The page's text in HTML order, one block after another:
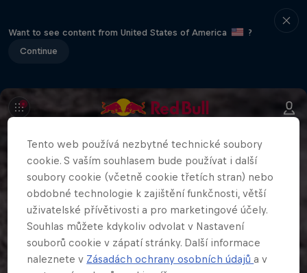
Want to see content from United States of America
?
Continue
Tento web používá nezbytné technické soubory
cookie. S vaším souhlasem bude používat i další
soubory cookie (včetně cookie třetích stran) nebo
obdobné technologie k zajištění funkčnosti, větší
uživatelské přívětivosti a pro marketingové účely.
Souhlas můžete kdykoliv odvolat v Nastavení
souborů cookie v zápatí stránky. Další informace
naleznete v Zásadách ochrany osobních údajůa v